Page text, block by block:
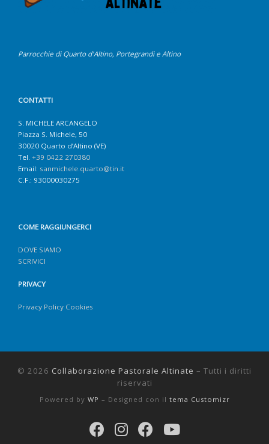
Parrocchie di Quarto d'Altino, Portegrandi e Altino
CONTATTI
S. MICHELE ARCANGELO
Piazza S. Michele, 50
30020 Quarto d’Altino (VE)
Tel. +39 0422 270380
Email: sanmichele.quarto@tin.it
C.F.: 93000030275
COME RAGGIUNGERCI
DOVE SIAMO
SCRIVICI
PRIVACY
Privacy Policy Cookies
© 2026 Collaborazione Pastorale Altinate – Tutti i diritti
riservati
Powered by WP – Designed con il tema Customizr